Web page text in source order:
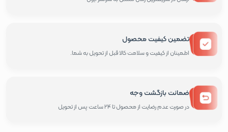
تضمین کیفیت محصول
اطمینان از کیفیت و سلامت کالا قبل از تحویل به شما.
ضمانت بازگشت وجه
در صورت عدم رضایت از محصول تا 24 ساعت پس از تحویل